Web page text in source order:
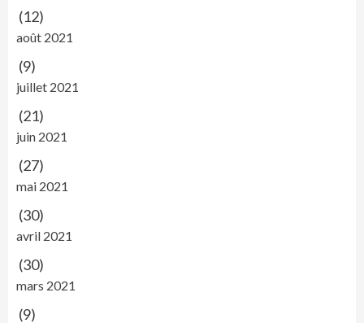
(12)
août 2021
(9)
juillet 2021
(21)
juin 2021
(27)
mai 2021
(30)
avril 2021
(30)
mars 2021
(9)